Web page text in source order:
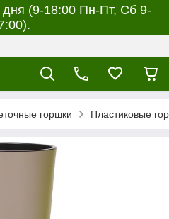
дня (9-18:00 Пн-Пт, Сб 9-
горшки Пластиковые